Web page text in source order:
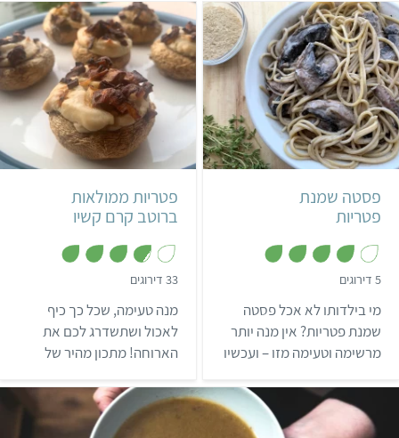
קל 25 דקות
6 מנות איטלקי
פסטה שמנת
פטריות
5 דירוגים
מ
ת
ו
ך
5
מי בילדותו לא אכל פסטה
שמנת פטריות? אין מנה יותר
מרשימה וטעימה מזו – ועכשיו
🤩 מתכון מושלם ופשוט שלא
תוכלו להפסיק לאכול!
קל 45 דקות
16 פטריות ממולאות
פטריות ממולאות
ברוטב קרם קשיו
33 דירוגים
.
8
מ
ת
ו
מנה טעימה, שכל כך כיף
לאכול ושתשדרג לכם את
הארוחה! מתכון מהיר של
קשיו – מומלץ במיוחד להגיש
בארוחת שישי או בסעודת חג.